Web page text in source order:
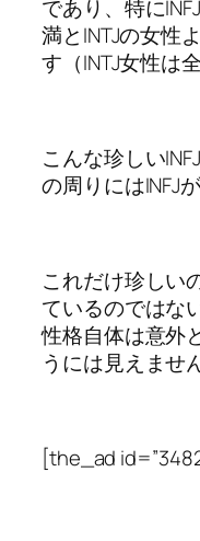
であり、特に
満とINTJの女性
す（INTJ女性は
こんな珍しい
の周りにはINFJ
これだけ珍しい
ているのではな
性格自体は意外
うには見えませ
[the_ad